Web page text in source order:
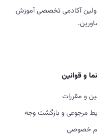
آکادمی تخصصی آموزش
و قوانین
و مقررات
مرجوعی و بازگشت وجه
خصوصی